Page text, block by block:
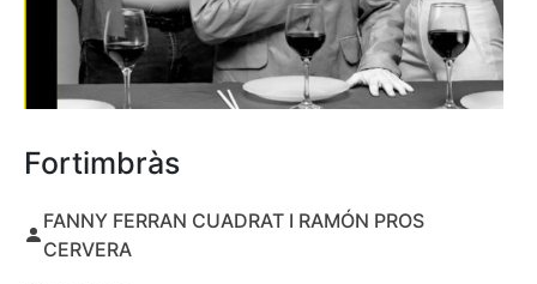
Fortimbràs
FANNY FERRAN CUADRAT I RAMÓN PROS
CERVERA